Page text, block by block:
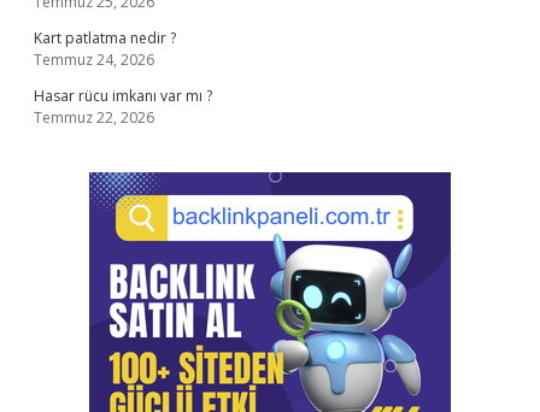
Kart patlatma nedir ?
Temmuz 24, 2026
Hasar rücu imkanı var mı ?
Temmuz 22, 2026